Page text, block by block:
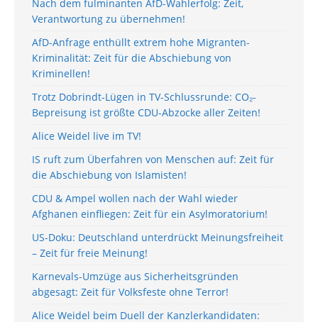
Nach dem fulminanten AfD-Wahlerfolg: Zeit,
Verantwortung zu übernehmen!
AfD-Anfrage enthüllt extrem hohe Migranten-
Kriminalität: Zeit für die Abschiebung von
Kriminellen!
Trotz Dobrindt-Lügen in TV-Schlussrunde: CO₂-
Bepreisung ist größte CDU-Abzocke aller Zeiten!
Alice Weidel live im TV!
IS ruft zum Überfahren von Menschen auf: Zeit für
die Abschiebung von Islamisten!
CDU & Ampel wollen nach der Wahl wieder
Afghanen einfliegen: Zeit für ein Asylmoratorium!
US-Doku: Deutschland unterdrückt Meinungsfreiheit
– Zeit für freie Meinung!
Karnevals-Umzüge aus Sicherheitsgründen
abgesagt: Zeit für Volksfeste ohne Terror!
Alice Weidel beim Duell der Kanzlerkandidaten: